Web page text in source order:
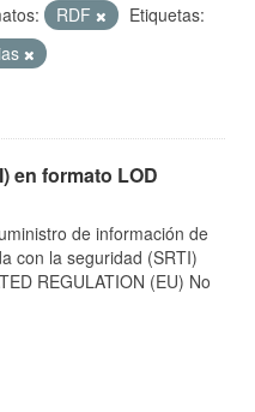
RDF
Etiquetas:
en formato LOD
de información de
con la seguridad (SRTI)
REGULATION (EU) No